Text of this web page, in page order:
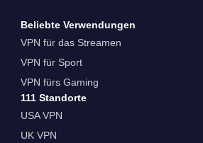
Beliebte Verwendungen
VPN für das Streamen
VPN für Sport
VPN fürs Gaming
111 Standorte
USA VPN
UK VPN